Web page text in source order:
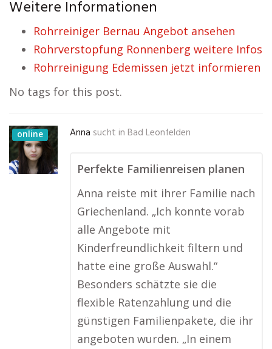
Weitere Informationen
Rohrreiniger Bernau Angebot ansehen
Rohrverstopfung Ronnenberg weitere Infos
Rohrreinigung Edemissen jetzt informieren
No tags for this post.
online Anna sucht in Bad Leonfelden
Perfekte Familienreisen planen
Anna reiste mit ihrer Familie nach
Griechenland. „Ich konnte vorab
alle Angebote mit
Kinderfreundlichkeit filtern und
hatte eine große Auswahl.“
Besonders schätzte sie die
flexible Ratenzahlung und die
günstigen Familienpakete, die ihr
angeboten wurden. „In einem